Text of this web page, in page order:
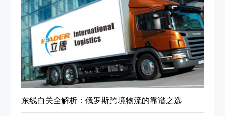
东线白关全解析：俄罗斯跨境物流的靠谱之选